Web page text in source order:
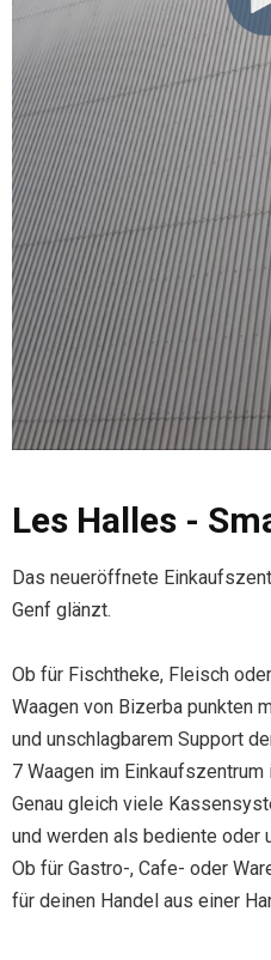
Les Halles -
Das neueröffnete
Genf glänzt.
Ob für Fischtheke, Fleisch
Waagen von Bizerba punkten
und unschlagbarem Support
7 Waagen im Einkaufszentrum
Genau gleich viele
und werden als bediente oder
Ob für Gastro-, Cafe- oder
für deinen Handel aus einer